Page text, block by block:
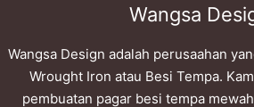
Wangsa
Wangsa Design adalah perusaahan
Wrought Iron atau Besi Tempa.
pembuatan pagar besi tempa